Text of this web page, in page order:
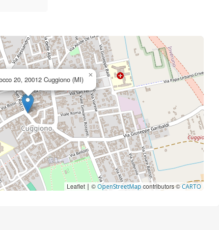
20, 20012 Cuggiono (MI) ×
Leaflet | © OpenStreetMap contributors ©CARTO